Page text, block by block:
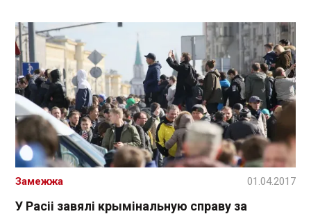
У Расіі завялі крымінальную справу за
Замежжа 01.04.2017